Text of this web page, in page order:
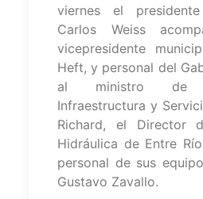
viernes el
Carlos Weiss
vicepresidente
Heft, y personal del
al ministro de
Infraestructura y
Richard, el Director
Hidráulica de Entre
personal de sus
Gustavo Zavallo.